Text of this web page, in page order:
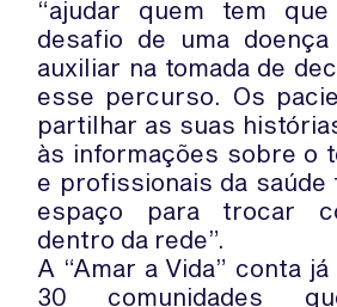
“ajudar quem tem
desafio de uma
auxiliar na tomada de
esse percurso. Os
partilhar as suas
às informações sobre o
e profissionais da saúde
espaço para trocar
dentro da rede”.
A “Amar a Vida” conta
30 comunidades